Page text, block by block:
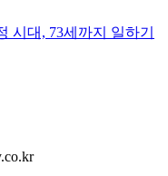
시대, 73세까지 일하기